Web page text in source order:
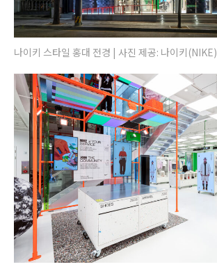
나이키 스타일 홍대 전경 | 사진 제공: 나이키(NIKE)